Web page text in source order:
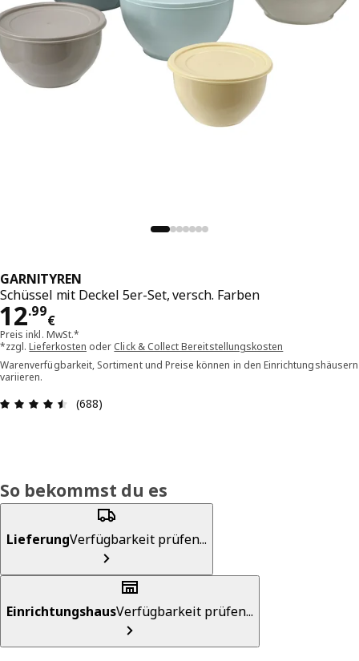
GARNITYREN
Schüssel mit Deckel 5er-Set, versch. Farben
12.99
€
Preis 12.99€
Preis inkl. MwSt.*
*zzgl.Lieferkosten oder Click & Collect Bereitstellungskosten
Warenverfügbarkeit, Sortiment und Preise können in den Einrichtungshäusern
variieren.
Bewertung: 4.5 von 5 Sterne Alle Bewertungen:
(688)
So bekommst du es
LieferungVerfügbarkeit prüfen...
EinrichtungshausVerfügbarkeit prüfen...